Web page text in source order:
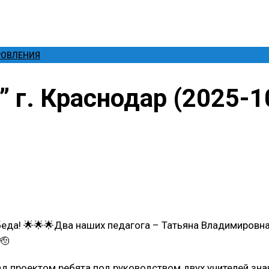
Краснодар (2025-
🌟🌟🌟Два наших педагога – Татьяна